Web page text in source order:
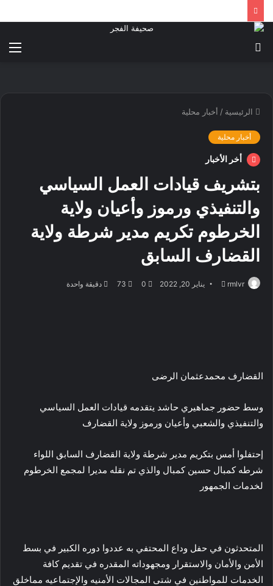
الرئيسية / أخبار محلية
أخبار محلية
أخر الأخبار
بتشريف قيادات العمل السياسي
والتنفيذي ورموز وأعيان ولاية
الخرطوم تكريم مدير شرطة ولاية
القضارف السابق
rmlvr
أرسل يناير 20, 2022 0
73 دقيقة واحدة
القضارف محمدعثمان الرضى
وسط حضور جماهيري حاشد يتقدمه قيادات العمل السياسي
والتنفيذي والشعبي وأعيان ورموز ولاية القضارف
إحتفلوا أمس بتكريم مدير شرطة ولاية القضارف السابق اللواء
شرطه كمبال حسين كمبال والذي تم نقله مديرا لمجمع الخرطوم
لخدمات الجمهور
المتحدثون في حفل وداع المحتفي به عددوا دوره الكبير في بسط
الأمن والأمان والاستقرار ومجهوداته المقدره في تقديم كافة
الخدمات للمواطنين في شتى المجالات الأمنيه والإجتماعيه مماخلق